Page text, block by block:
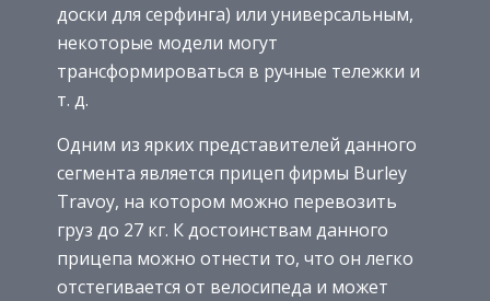
доски для серфинга) или универсальным,
некоторые модели могут
трансформироваться в ручные тележки и
т. д.
Одним из ярких представителей данного
сегмента является прицеп фирмы Burley
Travoy, на котором можно перевозить
груз до 27 кг. К достоинствам данного
прицепа можно отнести то, что он легко
отстегивается от велосипеда и может